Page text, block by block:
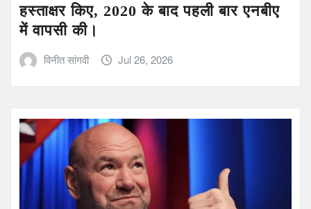
हस्ताक्षर किए, 2020 के बाद पहली बार एनबीए
में वापसी की।
विनीत सांगवी Jul 26, 2026